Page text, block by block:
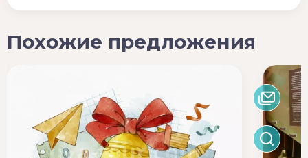
Похожие предложения